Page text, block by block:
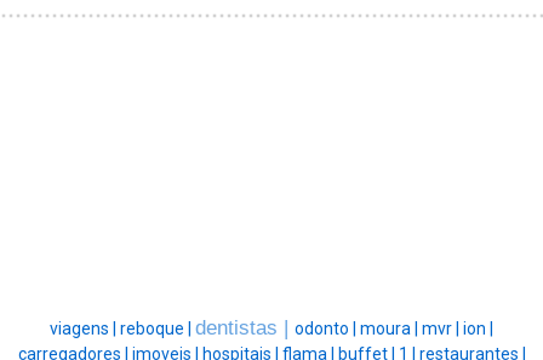
viagens | reboque | dentistas | odonto | moura | mvr | ion |
carregadores | imoveis | hospitais | flama | buffet | 1 | restaurantes |